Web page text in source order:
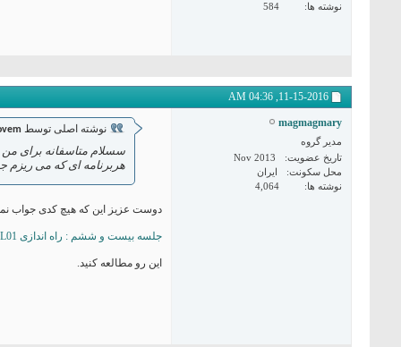
نوشته ها
584
11-15-2016,
04:36 AM
magmagmary
مدیر گروه
تاریخ عضویت
Nov 2013
محل سکونت
ایران
نوشته ها
4,064
نوشته اصلی توسط
سسلام متاسفانه برای من
هربرنامه ای که می ریزم
دوست عزیز این که هیچ کدی جواب
جلسه بیست و ششم : راه اندازی NRF24L01 با آردوینو | وبلاگ آردوینو
این رو مطالعه کنید.